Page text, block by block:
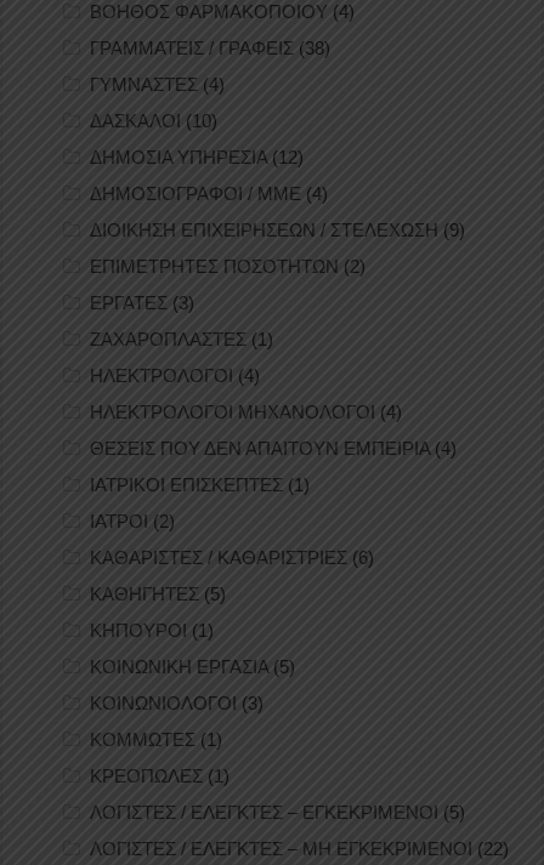
ΒΟΗΘΟΣ ΦΑΡΜΑΚΟΠΟΙΟΥ (4)
ΓΡΑΜΜΑΤΕΙΣ / ΓΡΑΦΕΙΣ (38)
ΓΥΜΝΑΣΤΕΣ (4)
ΔΑΣΚΑΛΟΙ (10)
ΔΗΜΟΣΙΑ ΥΠΗΡΕΣΙΑ (12)
ΔΗΜΟΣΙΟΓΡΑΦΟΙ / ΜΜΕ (4)
ΔΙΟΙΚΗΣΗ ΕΠΙΧΕΙΡΗΣΕΩΝ / ΣΤΕΛΕΧΩΣΗ (9)
ΕΠΙΜΕΤΡΗΤΕΣ ΠΟΣΟΤΗΤΩΝ (2)
ΕΡΓΑΤΕΣ (3)
ΖΑΧΑΡΟΠΛΑΣΤΕΣ (1)
ΗΛΕΚΤΡΟΛΟΓΟΙ (4)
ΗΛΕΚΤΡΟΛΟΓΟΙ ΜΗΧΑΝΟΛΟΓΟΙ (4)
ΘΕΣΕΙΣ ΠΟΥ ΔΕΝ ΑΠΑΙΤΟΥΝ ΕΜΠΕΙΡΙΑ(4)
ΙΑΤΡΙΚΟΙ ΕΠΙΣΚΕΠΤΕΣ (1)
ΙΑΤΡΟΙ (2)
ΚΑΘΑΡΙΣΤΕΣ / ΚΑΘΑΡΙΣΤΡΙΕΣ (6)
ΚΑΘΗΓΗΤΕΣ (5)
ΚΗΠΟΥΡΟΙ (1)
ΚΟΙΝΩΝΙΚΗ ΕΡΓΑΣΙΑ (5)
ΚΟΙΝΩΝΙΟΛΟΓΟΙ (3)
ΚΟΜΜΩΤΕΣ (1)
ΚΡΕΟΠΩΛΕΣ (1)
ΛΟΓΙΣΤΕΣ / ΕΛΕΓΚΤΕΣ – ΕΓΚΕΚΡΙΜΕΝΟΙ (5)
ΛΟΓΙΣΤΕΣ / ΕΛΕΓΚΤΕΣ – ΜΗ ΕΓΚΕΚΡΙΜΕΝΟΙ (22)